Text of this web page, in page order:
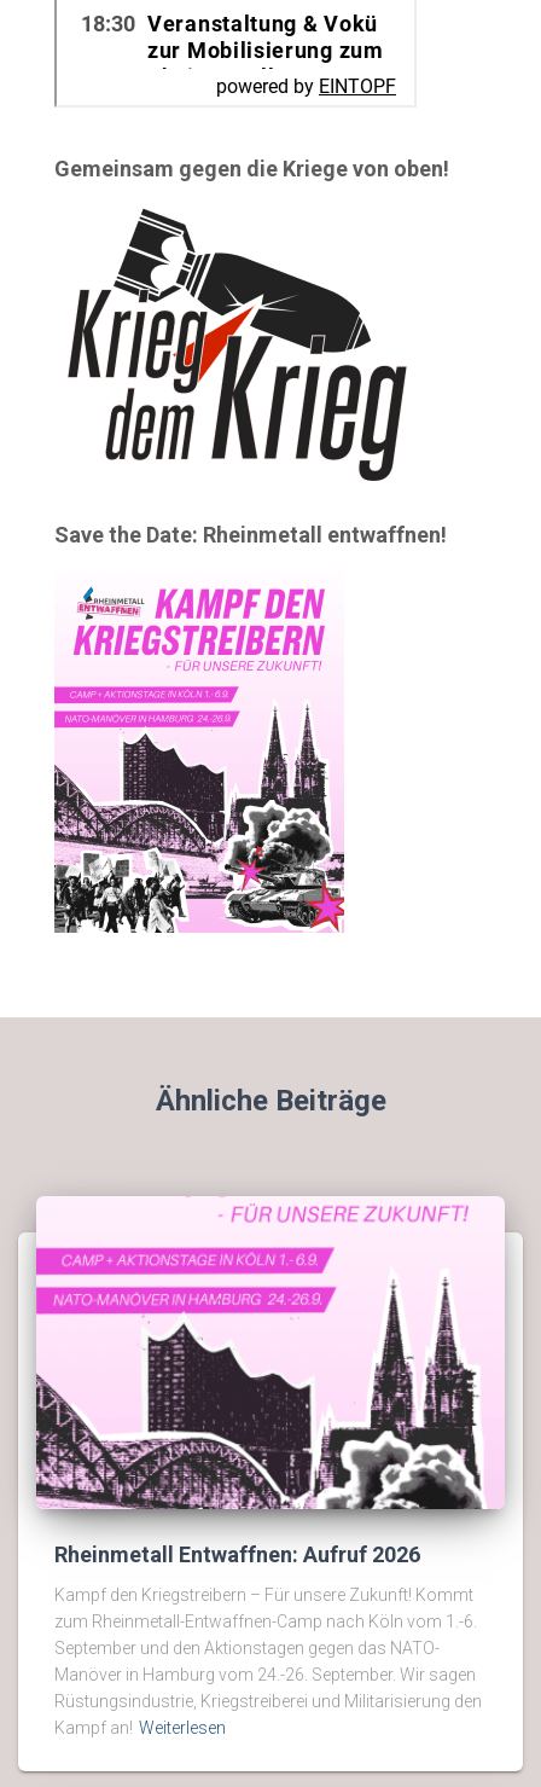
Gemeinsam gegen die Kriege von oben!
Save the Date: Rheinmetall entwaffnen!
Ähnliche Beiträge
Rheinmetall Entwaffnen: Aufruf 2026
Kampf den Kriegstreibern – Für unsere Zukunft! Kommt
zum Rheinmetall-Entwaffnen-Camp nach Köln vom 1.-6.
September und den Aktionstagen gegen das NATO-
Manöver in Hamburg vom 24.-26. September. Wir sagen
Rüstungsindustrie, Kriegstreiberei und Militarisierung den
Kampf an! Weiterlesen